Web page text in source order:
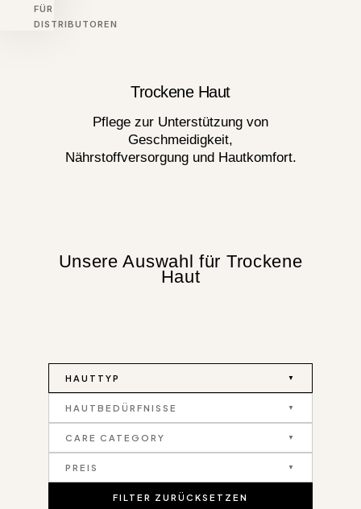
FÜR
DISTRIBUTOREN
Trockene Haut
Pflege zur Unterstützung von
Geschmeidigkeit,
Nährstoffversorgung und Hautkomfort.
Unsere Auswahl für Trockene
Haut
HAUTTYP
HAUTBEDÜRFNISSE
CARE CATEGORY
PREIS
FILTER ZURÜCKSETZEN